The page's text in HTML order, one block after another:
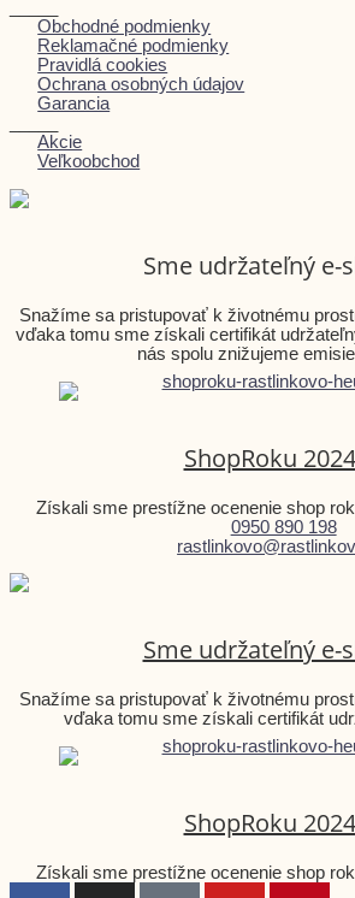
Obchodné podmienky
Reklamačné podmienky
Pravidlá cookies
Ochrana osobných údajov
Garancia
Akcie
Veľkoobchod
Sme udržateľný e-
Snažíme sa pristupovať k životnému
vďaka tomu sme získali certifikát
nás spolu znižujeme
ShopRoku 2024
Získali sme prestížne ocenenie shop
0950 890 198
Sme udržateľný e-
Snažíme sa pristupovať k životnému
vďaka tomu sme získali certifikát
ShopRoku 2024
Získali sme prestížne ocenenie shop